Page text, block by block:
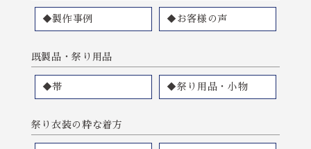
◆製作事例 ◆お客様の声
既製品・祭り用品
◆帯 ◆祭り用品・小物
祭り衣装の粋な着方